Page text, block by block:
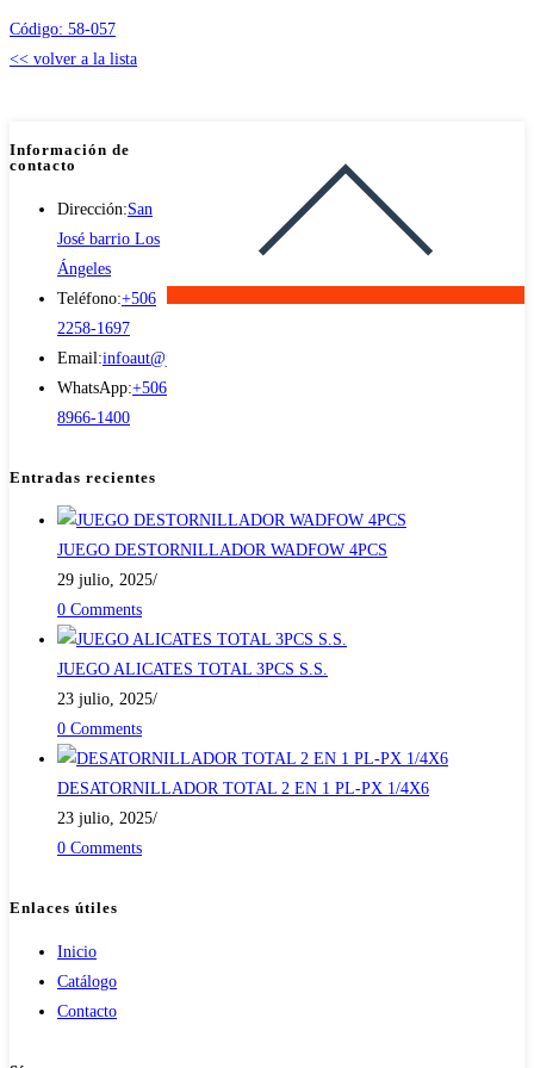
Código: 58-057
<< volver a la lista
Información de
contacto
Dirección:San
José barrio Los
ÁngelesOpens
in
a
new
tab
Teléfono:+506
2258-1697Opens
in
your
application
Email:infoaut@jyfautomotriz.com
Opens
in
application
WhatsApp:+506
8966-1400Opens
a
Entradas recientes
JUEGO DESTORNILLADOR WADFOW 4PCS
29 julio, 2025/
0 Comments
JUEGO ALICATES TOTAL 3PCS S.S.
23 julio, 2025/
0 Comments
DESATORNILLADOR TOTAL 2 EN 1 PL-PX 1/4X6
23 julio, 2025/
0 Comments
Enlaces útiles
Inicio
Catálogo
Contacto